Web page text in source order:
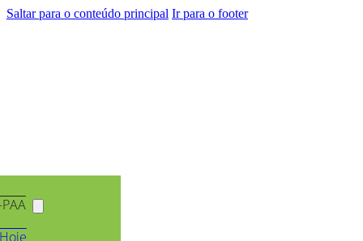
Saltar para o conteúdo principal Ir para o footer